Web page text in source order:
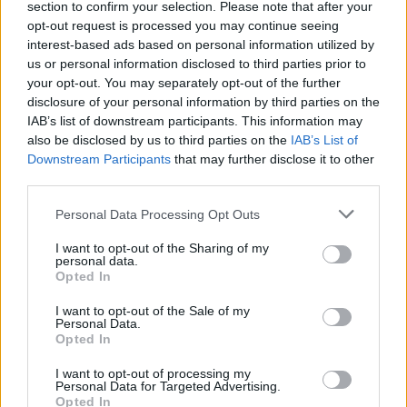
section to confirm your selection. Please note that after your
opt-out request is processed you may continue seeing
interest-based ads based on personal information utilized by
us or personal information disclosed to third parties prior to
your opt-out. You may separately opt-out of the further
disclosure of your personal information by third parties on the
IAB’s list of downstream participants. This information may
also be disclosed by us to third parties on the IAB’s List of
Downstream Participants that may further disclose it to other
Personal Data Processing Opt Outs
I want to opt-out of the Sharing of my
personal data.
Opted In
I want to opt-out of the Sale of my
Personal Data.
Opted In
I want to opt-out of processing my
Personal Data for Targeted Advertising.
Opted In
Handbol
part d’un rival que lluita per la
permanència
abril 29, 2026
DEIXA UNA RESPOSTA
Comentari: